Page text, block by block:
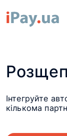
Інтегруйте
кількома